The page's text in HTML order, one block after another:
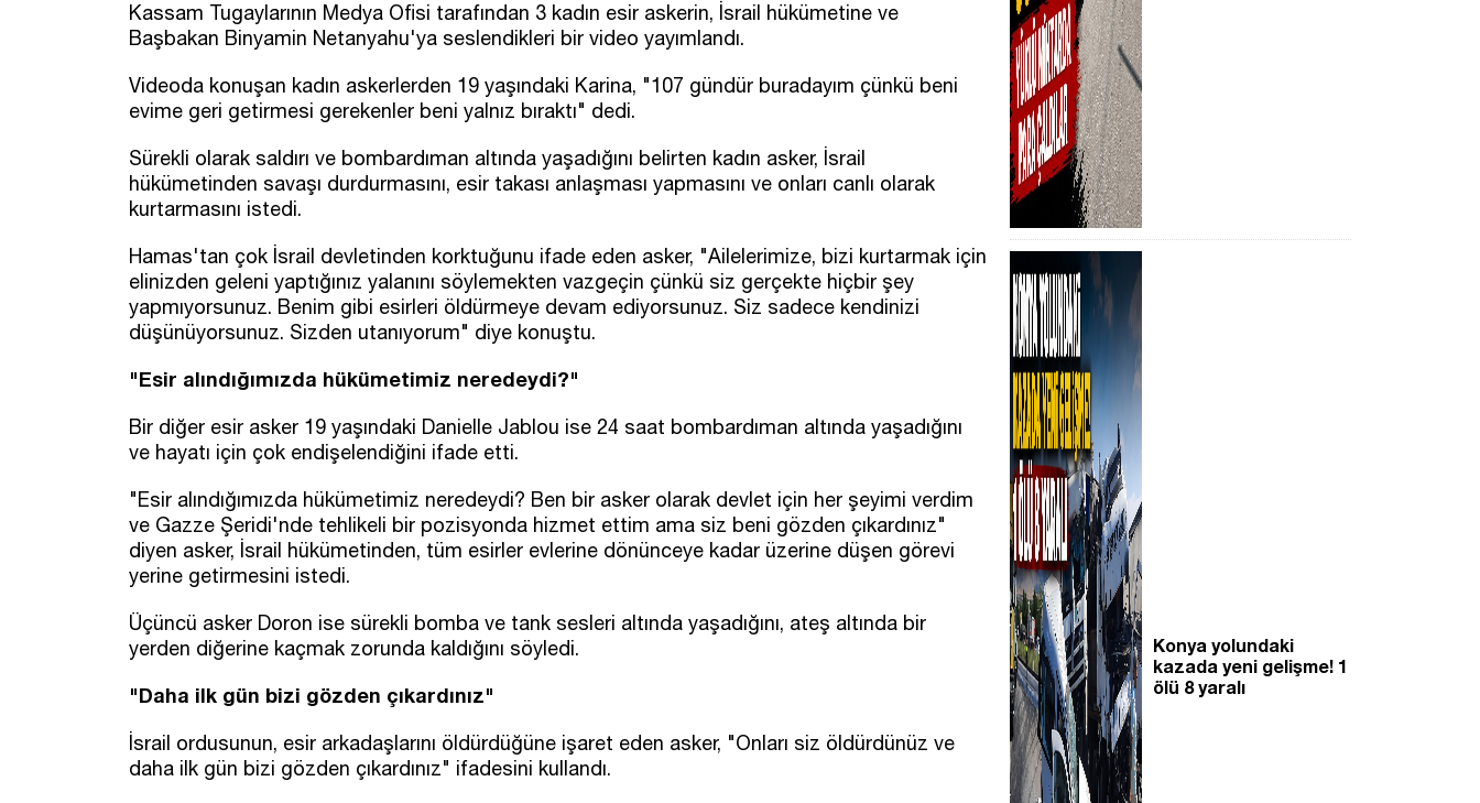
Kassam Tugaylarının Medya Ofisi tarafından 3 kadın esir askerin, İsrail hükümetine ve
Başbakan Binyamin Netanyahu'ya seslendikleri bir video yayımlandı.
Videoda konuşan kadın askerlerden 19 yaşındaki Karina, "107 gündür buradayım çünkü beni
evime geri getirmesi gerekenler beni yalnız bıraktı" dedi.
Sürekli olarak saldırı ve bombardıman altında yaşadığını belirten kadın asker, İsrail
hükümetinden savaşı durdurmasını, esir takası anlaşması yapmasını ve onları canlı olarak
kurtarmasını istedi.
Hamas'tan çok İsrail devletinden korktuğunu ifade eden asker, "Ailelerimize, bizi kurtarmak için
elinizden geleni yaptığınız yalanını söylemekten vazgeçin çünkü siz gerçekte hiçbir şey
yapmıyorsunuz. Benim gibi esirleri öldürmeye devam ediyorsunuz. Siz sadece kendinizi
düşünüyorsunuz. Sizden utanıyorum" diye konuştu.
"Esir alındığımızda hükümetimiz neredeydi?"
Bir diğer esir asker 19 yaşındaki Danielle Jablou ise 24 saat bombardıman altında yaşadığını
ve hayatı için çok endişelendiğini ifade etti.
"Esir alındığımızda hükümetimiz neredeydi? Ben bir asker olarak devlet için her şeyimi verdim
ve Gazze Şeridi'nde tehlikeli bir pozisyonda hizmet ettim ama siz beni gözden çıkardınız"
diyen asker, İsrail hükümetinden, tüm esirler evlerine dönünceye kadar üzerine düşen görevi
yerine getirmesini istedi.
Üçüncü asker Doron ise sürekli bomba ve tank sesleri altında yaşadığını, ateş altında bir
yerden diğerine kaçmak zorunda kaldığını söyledi.
"Daha ilk gün bizi gözden çıkardınız"
İsrail ordusunun, esir arkadaşlarını öldürdüğüne işaret eden asker, "Onları siz öldürdünüz ve
daha ilk gün bizi gözden çıkardınız" ifadesini kullandı.
Konya yolundaki
kazada yeni gelişme! 1
ölü 8 yaralı